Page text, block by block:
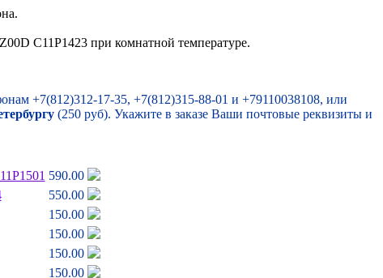
C11P1423 при комнатной температуре.
+7(812)312-17-35, +7(812)315-88-01 и +79110038108, или
(250 руб). Укажите в заказе Ваши почтовые реквизиты и
590.00
550.00
150.00
150.00
150.00
150.00